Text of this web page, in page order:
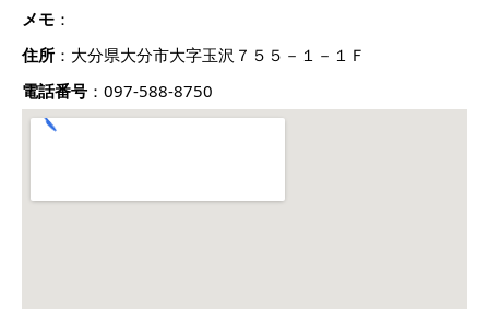
メモ ：
住所 ：大分県大分市大字玉沢７５５－１－１Ｆ
電話番号 ：097-588-8750